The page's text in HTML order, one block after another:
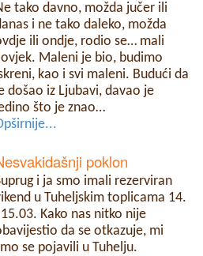
tako davno, možda jučer ili
i ne tako daleko, možda
ili ondje, rodio se… mali
Maleni je bio, budimo
kao i svi maleni. Budući da
došao iz Ljubavi, davao je
što je znao…
poklon
i ja smo imali rezerviran
u Tuheljskim toplicama 14.
Kako nas nitko nije
da se otkazuje, mi
se pojavili u Tuhelju.